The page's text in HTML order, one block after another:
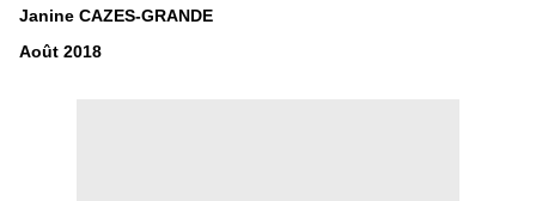
Janine CAZES-GRANDE
Août 2018